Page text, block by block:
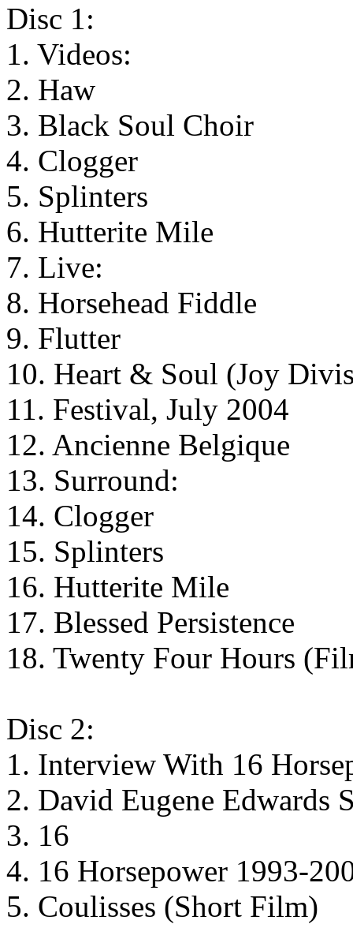
Disc 1:
1. Videos:
2. Haw
3. Black Soul Choir
4. Clogger
5. Splinters
6. Hutterite Mile
7. Live:
8. Horsehead Fiddle
9. Flutter
10. Heart & Soul (Joy
11. Festival, July 2004
12. Ancienne Belgique
13. Surround:
14. Clogger
15. Splinters
16. Hutterite Mile
17. Blessed Persistence
18. Twenty Four Hours
Disc 2:
1. Interview With 16
2. David Eugene Edwards
3. 16
4. 16 Horsepower 1993-
5. Coulisses (Short Film)